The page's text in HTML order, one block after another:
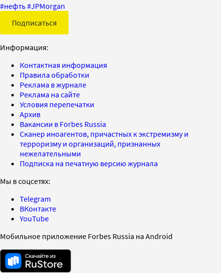
#нефть#JPMorgan
Подписаться
Информация:
Контактная информация
Правила обработки
Реклама в журнале
Реклама на сайте
Условия перепечатки
Архив
Вакансии в Forbes Russia
Сканер иноагентов, причастных к экстремизму и
терроризму и организаций, признанных
нежелательными
Подписка на печатную версию журнала
Мы в соцсетях:
Telegram
ВКонтакте
YouTube
Мобильное приложение Forbes Russia на Android